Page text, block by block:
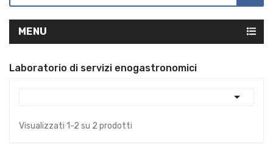
MENU
Laboratorio di servizi enogastronomici

Visualizzati 1-2 su 2 prodotti